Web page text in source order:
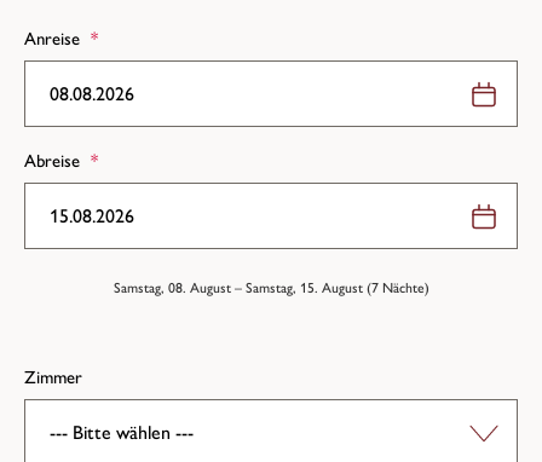
Anreise *
Abreise *
Samstag, 08. August– Samstag, 15. August(7 Nächte)
Zimmer